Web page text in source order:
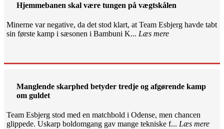
Hjemmebanen skal være tungen på vægtskålen
Minerne var negative, da det stod klart, at Team Esbjerg havde tabt
sin første kamp i sæsonen i Bambuni K... Læs mere
Manglende skarphed betyder tredje og afgørende kamp
om guldet
Team Esbjerg stod med en matchbold i Odense, men chancen
glippede. Uskarp boldomgang gav mange tekniske f... Læs mere